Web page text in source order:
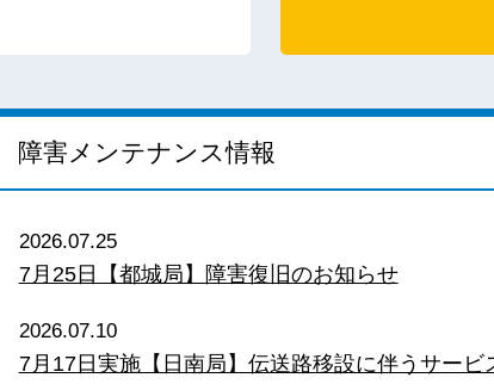
障害メンテナンス情報
2026.07.25
7月25日【都城局】障害復旧のお知らせ
2026.07.10
7月17日実施【日南局】伝送路移設に伴うサービ